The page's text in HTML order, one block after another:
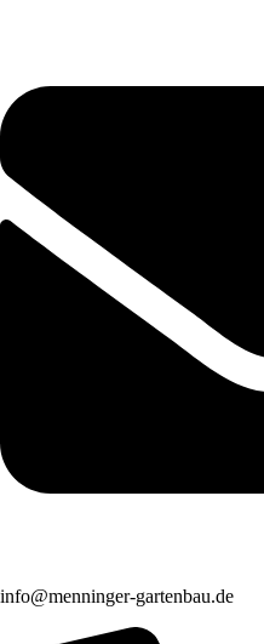
info@menninger-gartenbau.de